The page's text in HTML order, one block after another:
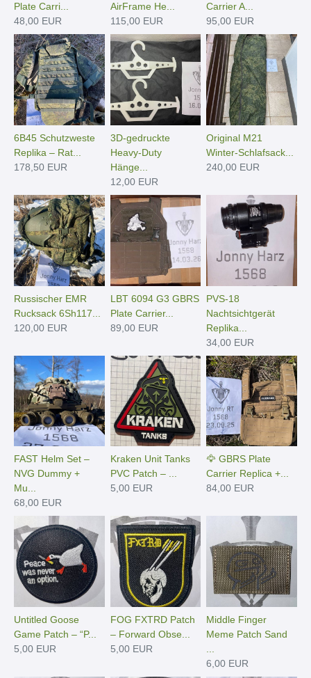
Plate Carri...
48,00 EUR
AirFrame He...
115,00 EUR
Carrier A...
95,00 EUR
6B45 Schutzweste
Replika – Rat...
178,50 EUR
3D-gedruckte
Heavy-Duty
Hänge­...
12,00 EUR
Original M21
Winter-Schlafsack...
240,00 EUR
Russischer EMR
Rucksack 6Sh117...
120,00 EUR
LBT 6094 G3 GBRS
Plate Carrier...
89,00 EUR
PVS-18
Nachtsichtgerät
Replika...
34,00 EUR
FAST Helm Set –
NVG Dummy +
Mu...
68,00 EUR
Kraken Unit Tanks
PVC Patch – ...
5,00 EUR
🦅 GBRS Plate
Carrier Replica +...
84,00 EUR
Untitled Goose
Game Patch – “P...
5,00 EUR
FOG FXTRD Patch
– Forward Obse...
5,00 EUR
Middle Finger
Meme Patch Sand
6,00 EUR